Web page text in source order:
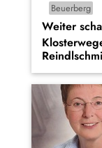
Beuerberg
Weiter